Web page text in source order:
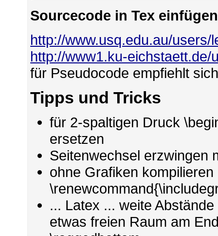
Sourcecode in Tex einfügen
http://www.usq.edu.au/
http://www1.ku-
für Pseudocode empfiehlt
Tipps und Tricks
für 2-spaltigen Druck
ersetzen
Seitenwechsel erzwingen
ohne Grafiken kompilieren
... Latex ... weite
etwas freien Raum am